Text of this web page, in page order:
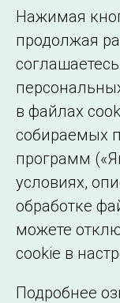
Нажимая
продолжая
в файлах
собираемых
программ
условиях,
обработке
можете
cookie в
Подробнее